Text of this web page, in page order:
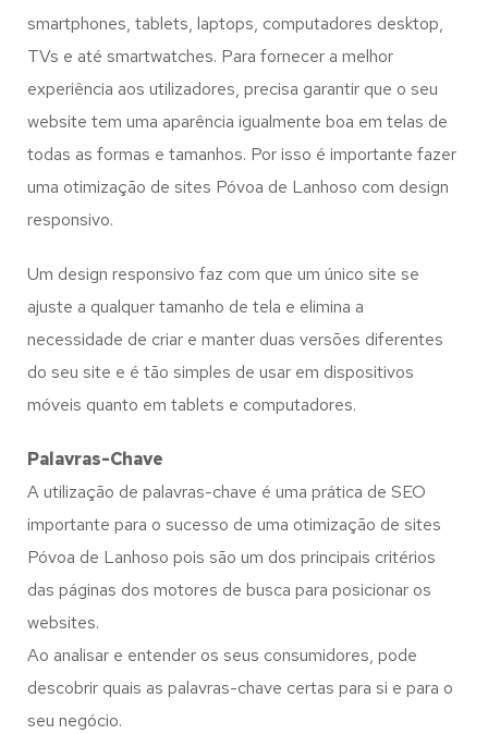
smartphones, tablets, laptops, computadores desktop,
TVs e até smartwatches. Para fornecer a melhor
experiência aos utilizadores, precisa garantir que o seu
website tem uma aparência igualmente boa em telas de
todas as formas e tamanhos. Por isso é importante fazer
uma otimização de sites Póvoa de Lanhoso com design
responsivo.
Um design responsivo faz com que um único site se
ajuste a qualquer tamanho de tela e elimina a
necessidade de criar e manter duas versões diferentes
do seu site e é tão simples de usar em dispositivos
móveis quanto em tablets e computadores.
Palavras-Chave
A utilização de palavras-chave é uma prática de SEO
importante para o sucesso de uma otimização de sites
Póvoa de Lanhoso pois são um dos principais critérios
das páginas dos motores de busca para posicionar os
websites.
Ao analisar e entender os seus consumidores, pode
descobrir quais as palavras-chave certas para si e para o
seu negócio.